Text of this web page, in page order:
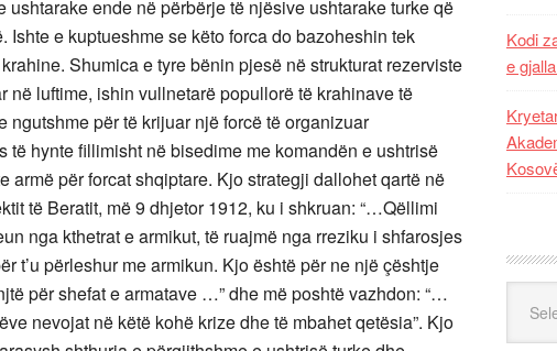
ende në përbërje të njësive ushtarake turke që
e kuptueshme se këto forca do bazoheshin tek
Shumica e tyre bënin pjesë në strukturat rezerviste
në luftime, ishin vullnetarë popullorë të krahinave të
për të krijuar një forcë të organizuar
të hynte fillimisht në bisedime me komandën e ushtrisë
armë për forcat shqiptare. Kjo strategji dallohet qartë në
të Beratit, më 9 dhjetor 1912, ku i shkruan: “…Qëllimi
nga kthetrat e armikut, të ruajmë nga rreziku i shfarosjes
t’u përleshur me armikun. Kjo është për ne një çështje
për shefat e armatave …” dhe më poshtë vazhdon: “…
nevojat në këtë kohë krize dhe të mbahet qetësia”. Kjo
Kodi
e